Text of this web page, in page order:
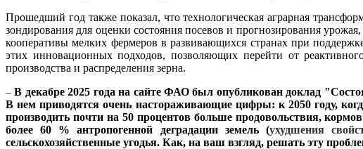
Прошедший год также показал, что технологическая аграрная
зондирования для оценки состояния посевов и прогнозирования
кооперативы мелких фермеров в развивающихся странах при
этих инновационных подходов, позволяющих перейти от
производства и распределения зерна.
–В декабре 2025 года на сайте ФАО был опубликован доклад
В нем приводятся очень настораживающие цифры: к 2050 году,
производить почти на 50 процентов больше продовольствия,
более 60 % антропогенной деградации земель (ухудшения
сельскохозяйственные угодья. Как, на ваш взгляд, решать эту